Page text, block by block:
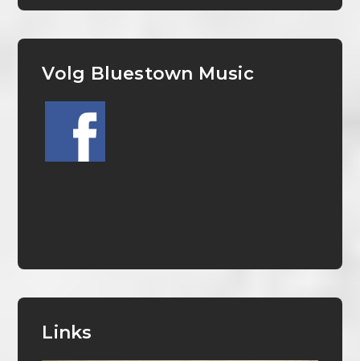
Volg Bluestown Music
Links